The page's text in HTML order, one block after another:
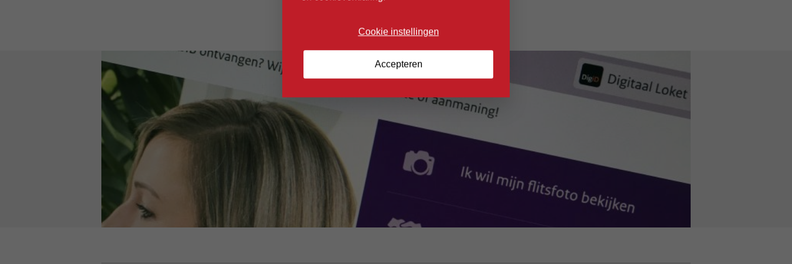
Cookie instellingen
Accepteren